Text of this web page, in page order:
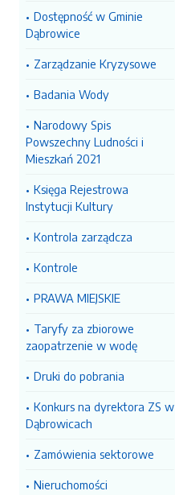
Dostępność w Gminie
Dąbrowice
Zarządzanie Kryzysowe
Badania Wody
Narodowy Spis
Powszechny Ludności i
Mieszkań 2021
Księga Rejestrowa
Instytucji Kultury
Kontrola zarządcza
Kontrole
PRAWA MIEJSKIE
Taryfy za zbiorowe
zaopatrzenie w wodę
Druki do pobrania
Konkurs na dyrektora ZS w
Dąbrowicach
Zamówienia sektorowe
Nieruchomości